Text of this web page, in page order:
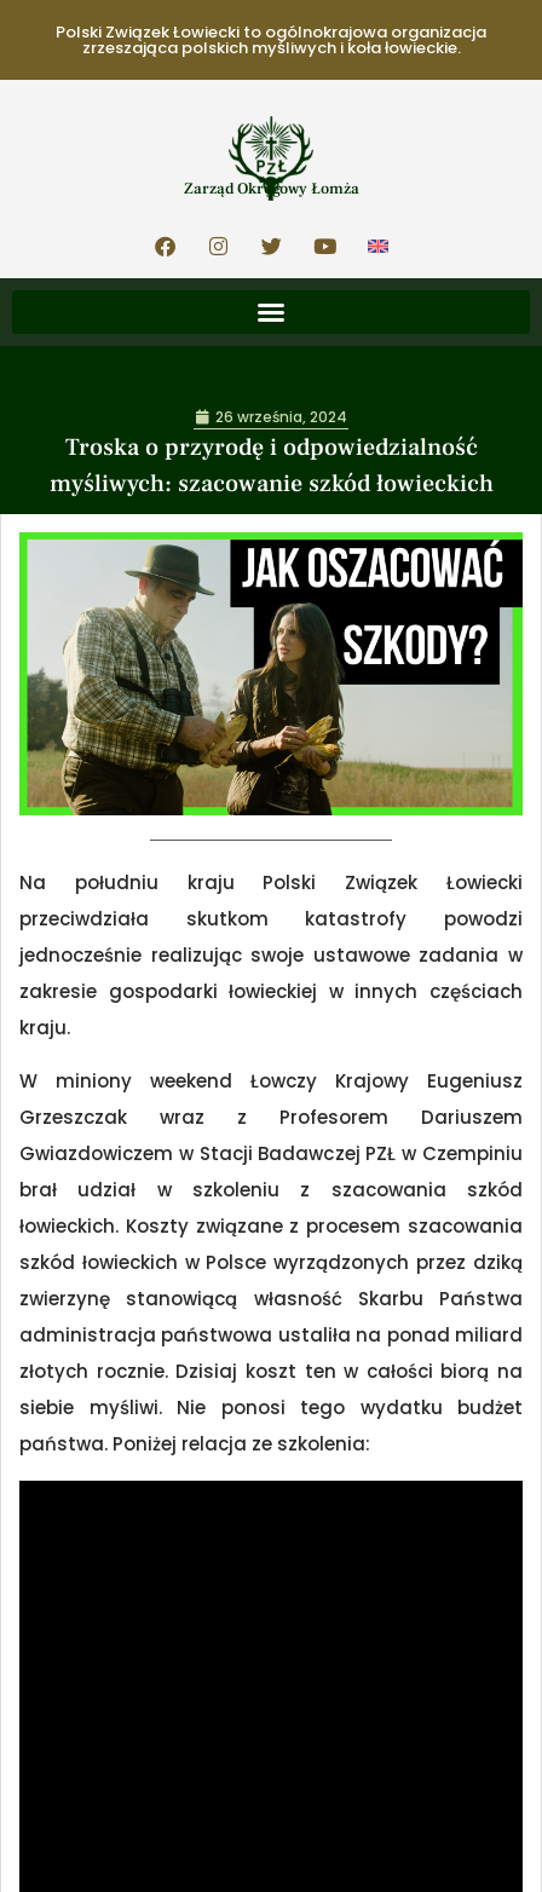
Polski Związek Łowiecki to ogólnokrajowa organizacja
zrzeszająca polskich myśliwych i koła łowieckie.
Zarząd Okręgowy Łomża
Troska o przyrodę i odpowiedzialność
myśliwych: szacowanie szkód łowieckich
26 września, 2024
Na południu kraju Polski Związek Łowiecki
przeciwdziała skutkom katastrofy powodzi
jednocześnie realizując swoje ustawowe zadania w
zakresie gospodarki łowieckiej w innych częściach
kraju.
W miniony weekend Łowczy Krajowy Eugeniusz
Grzeszczak wraz z Profesorem Dariuszem
Gwiazdowiczem w Stacji Badawczej PZŁ w Czempiniu
brał udział w szkoleniu z szacowania szkód
łowieckich. Koszty związane z procesem szacowania
szkód łowieckich w Polsce wyrządzonych przez dziką
zwierzynę stanowiącą własność Skarbu Państwa
administracja państwowa ustaliła na ponad miliard
złotych rocznie. Dzisiaj koszt ten w całości biorą na
siebie myśliwi. Nie ponosi tego wydatku budżet
państwa. Poniżej relacja ze szkolenia: